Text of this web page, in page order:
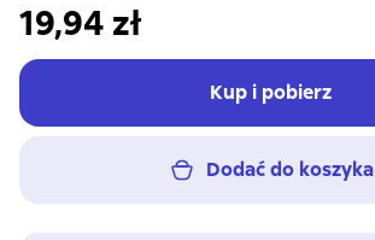
19,94 zł
Kup i pobierz
Dodać do koszyka